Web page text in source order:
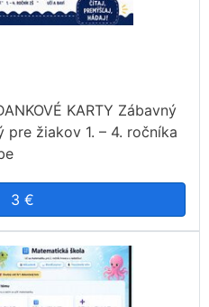
KARTY Zábavný
žiakov 1. – 4. ročníka
3 €